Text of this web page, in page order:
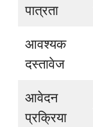
पात्रता
आवश्यक
दस्तावेज
आवेदन
प्रक्रिया